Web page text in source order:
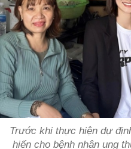
Trước khi thực hiện dự
hiến cho bệnh nhân ung